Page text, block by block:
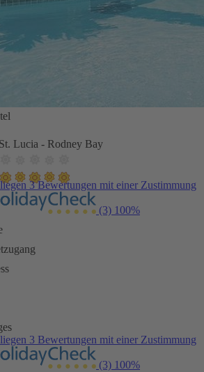
Lucia - Rodney Bay
3 Bewertungen mit einer Zustimmung
(3) 100%
3 Bewertungen mit einer Zustimmung
(3) 100%